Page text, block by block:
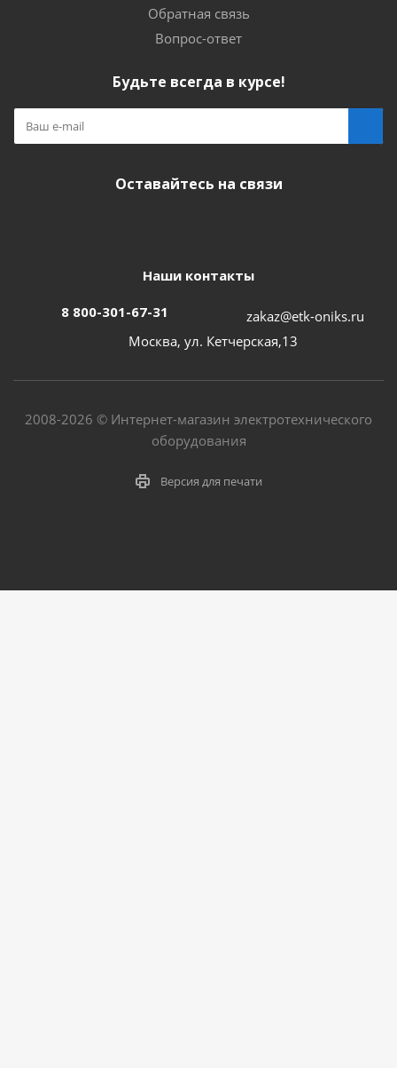
Обратная связь
Вопрос-ответ
Будьте всегда в курсе!
Оставайтесь на связи
Наши контакты
8 800-301-67-31
zakaz@etk-oniks.ru
Москва, ул. Кетчерская,13
2008-2026 © Интернет-магазин электротехнического
оборудования
Версия для печати